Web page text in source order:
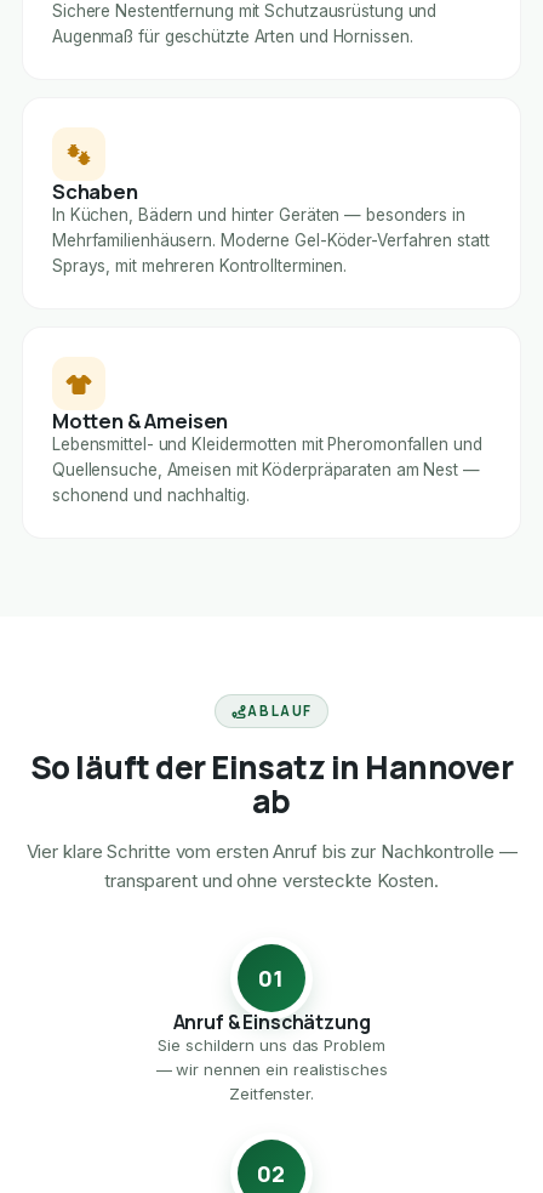
Sichere Nestentfernung mit Schutzausrüstung und
Augenmaß für geschützte Arten und Hornissen.
Schaben
In Küchen, Bädern und hinter Geräten — besonders in
Mehrfamilienhäusern. Moderne Gel-Köder-Verfahren statt
Sprays, mit mehreren Kontrollterminen.
Motten & Ameisen
Lebensmittel- und Kleidermotten mit Pheromonfallen und
Quellensuche, Ameisen mit Köderpräparaten am Nest —
schonend und nachhaltig.
ABLAUF
So läuft der Einsatz in Hannover
ab
Vier klare Schritte vom ersten Anruf bis zur Nachkontrolle —
transparent und ohne versteckte Kosten.
01
Anruf & Einschätzung
Sie schildern uns das Problem
— wir nennen ein realistisches
Zeitfenster.
02